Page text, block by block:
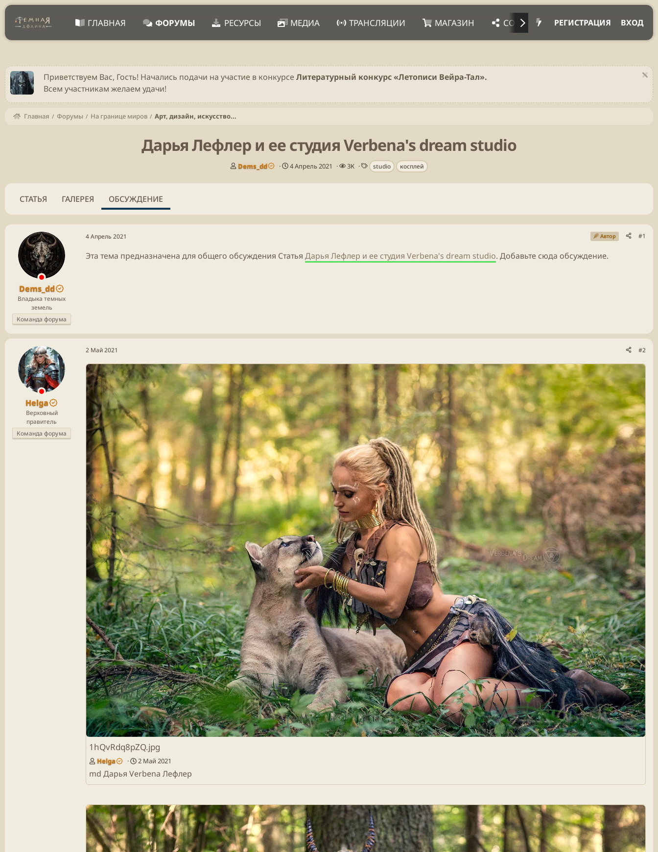
ГЛАВНАЯ ФОРУМЫ РЕСУРСЫ МЕДИА ТРАНСЛЯЦИИ МАГАЗИН СОЦ. СЕТИ ПРОЧЕЕ ВХОД
РЕГИСТРАЦИЯ
Приветствуем Вас, Гость! Начались подачи на участие в конкурсе Литературный конкурс «Летописи Вейра-Тал».
Всем участникам желаем удачи!
Главная Форумы На границе миров Арт, дизайн, искусство...
Дарья Лефлер и ее студия Verbena's dream studio
А
т
Dems_dd
Д
т
4 Апрель 2021
П
о
3К
Т
е
г
studio косплей
СТАТЬЯ ГАЛЕРЕЯ ОБСУЖДЕНИЕ
Dems_dd
Владыка темных
земель
Команда форума
4 Апрель 2021 Автор #1
Эта тема предназначена для общего обсуждения Статья Дарья Лефлер и ее студия Verbena's dream studio. Добавьте сюда обсуждение.
Helga
Верховный
правитель
Команда форума
2 Май 2021 #2
1hQvRdq8pZQ.jpg
Helga 2 Май 2021
md Дарья Verbena Лефлер